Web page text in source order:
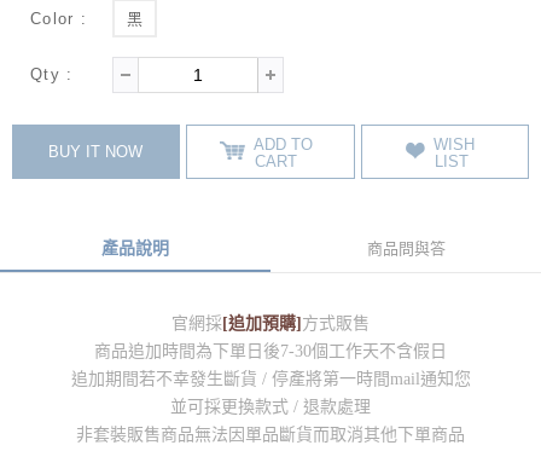
Color : 黑
Qty :
BUY IT NOW
ADD TO
CART
WISH
LIST
產品說明 商品問與答
官網採 [追加預購] 方式販售
商品追加時間為下單日後7-30個工作天不含假日
追加期間若不幸發生斷貨 / 停產將第一時間mail通知您
並可採更換款式 / 退款處理
非套裝販售商品無法因單品斷貨而取消其他下單商品